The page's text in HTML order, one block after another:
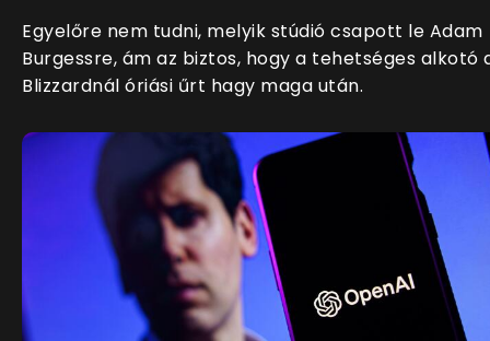
Egyelőre nem tudni, melyik stúdió csapott le Adam
Burgessre, ám az biztos, hogy a tehetséges alkotó
Blizzardnál óriási űrt hagy maga után.